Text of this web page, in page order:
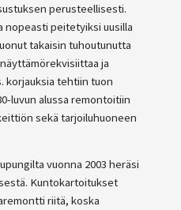
perusteellisesti.
nopeasti peitetyiksi uusilla
takaisin tuhoutunutta
ja
korjauksia tehtiin tuon
luvun alussa remontoitiin
sekä tarjoiluhuoneen
vuonna 2003 heräsi
Kuntokartoitukset
riitä, koska